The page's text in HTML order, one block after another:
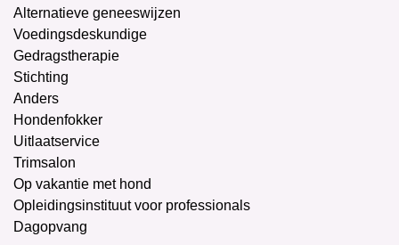
Alternatieve geneeswijzen
Voedingsdeskundige
Gedragstherapie
Stichting
Anders
Hondenfokker
Uitlaatservice
Trimsalon
Op vakantie met hond
Opleidingsinstituut voor professionals
Dagopvang